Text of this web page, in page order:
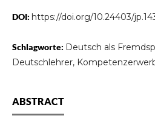
DOI: https://doi.org/10.24403/
Schlagworte: Deutsch als
Deutschlehrer,
ABSTRACT